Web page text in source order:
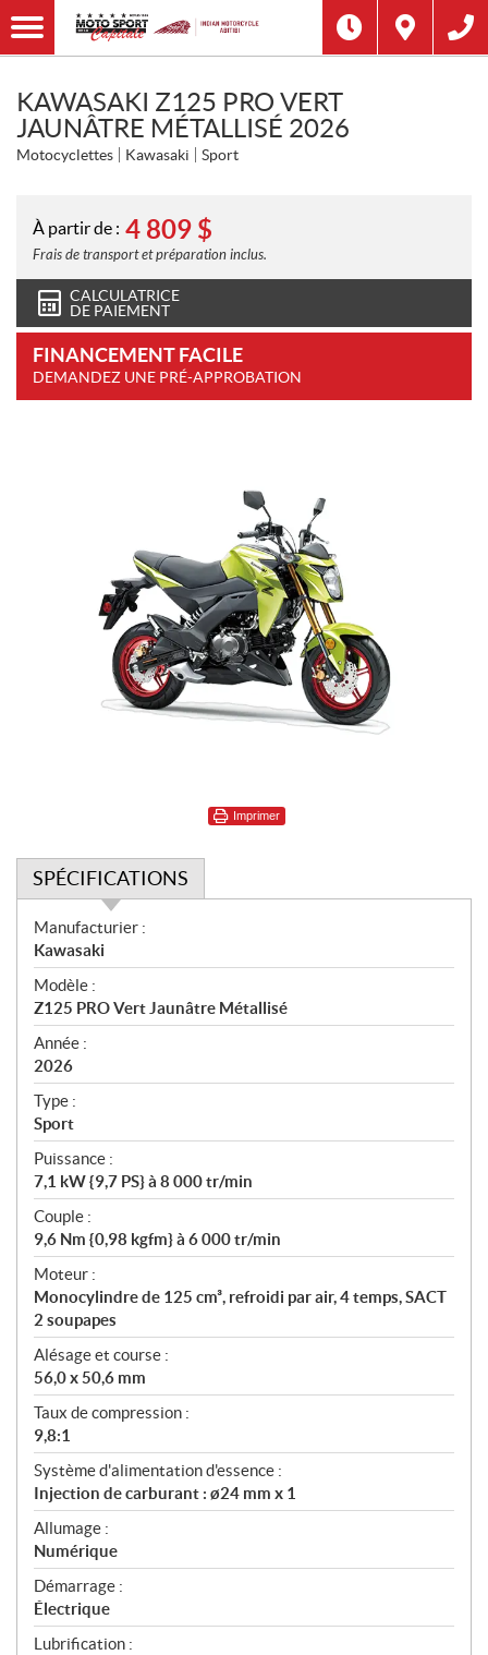
KAWASAKI Z125 PRO VERT
JAUNÂTRE MÉTALLISÉ 2026
Motocyclettes Kawasaki Sport
À partir de : 4 809 $
Frais de transport et préparation inclus.
CALCULATRICE
DE PAIEMENT
FINANCEMENT FACILE
DEMANDEZ UNE PRÉ-APPROBATION
Imprimer
SPÉCIFICATIONS
S
p
é
c
i
f
i
c
a
t
i
o
n
s
Manufacturier :
Kawasaki
Modèle :
Z125 PRO Vert Jaunâtre Métallisé
Année :
2026
Type :
Sport
Puissance :
7,1 kW {9,7 PS} à 8 000 tr/min
Couple :
9,6 Nm {0,98 kgfm} à 6 000 tr/min
Moteur :
Monocylindre de 125 cm³, refroidi par air, 4 temps, SACT
2 soupapes
Alésage et course :
56,0 x 50,6 mm
Taux de compression :
9,8:1
Système d'alimentation d'essence :
Injection de carburant : ø24 mm x 1
Allumage :
Numérique
Démarrage :
Électrique
Lubrification :